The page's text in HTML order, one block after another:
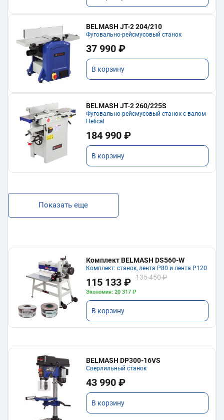
BELMASH JT-2 204/210
Фуговально-рейсмусовый станок
37 990 ₽
В корзину
BELMASH JT-2 260/225S
Фуговально-рейсмусовый станок с валом
Helical
184 990 ₽
В корзину
Показать еще
Комплект BELMASH DS560-W
Комплект: станок, лента P80 и лента P120
115 133 ₽ 135 450 ₽
Экономия: 20 317 ₽
В корзину
BELMASH DP300-16VS
Сверлильный станок
43 990 ₽
В корзину